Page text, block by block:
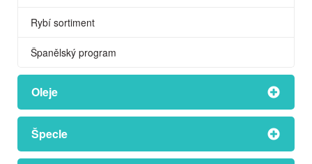
Rybí sortiment
Španělský program
Oleje
Špecle